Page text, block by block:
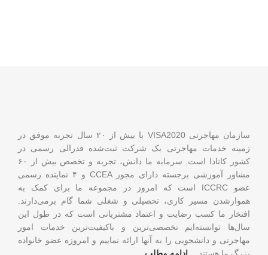
سازمان مهاجرتی VISA2020 با بیش از ۲۰ سال تجربه موفق در
زمینه خدمات مهاجرتی یک شرکت ثبت‌شده فدرالی رسمی در
کشور کانادا است. سرمایه ما دانش، تجربه و تخصص بیش از ۶۰
مشاور آموزشی برجسته دارای مجوز CCEA و ۴ نماینده رسمی
عضو ICCRC است که امروز در مجموعه ما برای کمک به
هموارشدن مسیر کاری، تحصیلی و شغلی شما گام برمی‌دارند.
افتخار ما کسب رضایت و اعتماد مشتریانی است که در طول این
سال‌ها توانسته‌ایم تخصصی‌ترین و باکیفیت‌ترین خدمات امور
مهاجرتی و دانشجویی را به آنها ارائه نماییم و امروزه عضو خانواده
بزرگ ما هستند… ادامه مطلب